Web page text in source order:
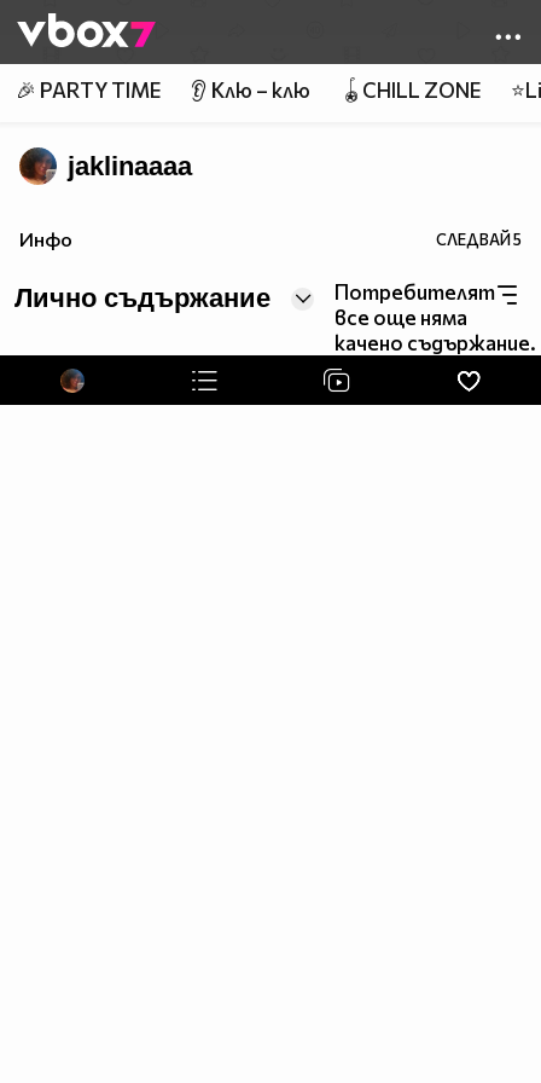
👾
🎉 PARTY TIME 👂 Клю – клю 🪀CHILL ZONE
jaklinaaaa
Инфо СЛЕДВАЙ5
Лично съдържание
Потребителят
все още няма
качено съдържание.